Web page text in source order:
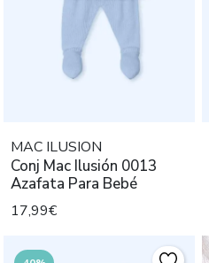
MAC ILUSION
Conj Mac Ilusión 0013
Azafata Para Bebé
17,99€